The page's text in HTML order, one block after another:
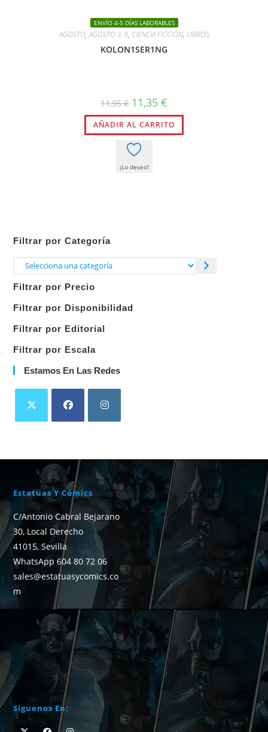
ENVÍO 4-5 DÍAS LABORABLES
AGOSTO,AGOSTO 3-9, CIENCIA FICCIÓN, LIBROS
KOLON1SER1NG
11,95€ El
precio
original
era:
11,95 €.
11,35 €
actual
es:
11,35 €.
AÑADIR AL CARRITO
¡Lo deseo!
Filtrar por Categoría
Selecciona
categoría
Filtrar por Precio
Filtrar por Disponibilidad
Filtrar por Editorial
Filtrar por Escala
Estamos En Las Redes
Estatuas Y Cómics
C/Antonio Cabral Bejarano
30, Local Derecho
41015, Sevilla
WhatsApp 604 80 72 06
sales@estatuasycomics.co
m
Síguenos En: